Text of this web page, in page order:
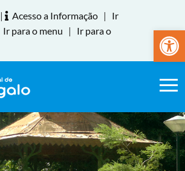
Abrir
| Acesso a Informação |
Ir
Ir para o menu |
Ir para o